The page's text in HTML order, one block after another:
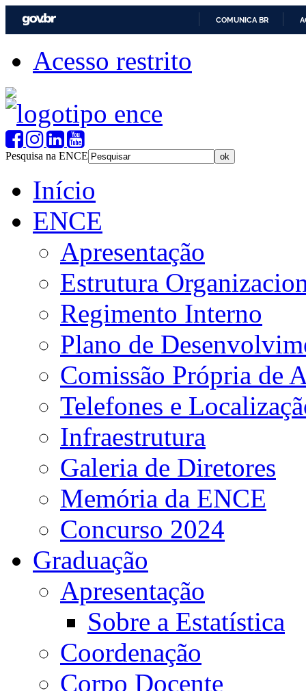
COMUNICA BR
Acesso restrito
Pesquisa na ENCE
Início
ENCE
Apresentação
Estrutura
Regimento Interno
Plano de
Comissão Própria de
Telefones e
Infraestrutura
Galeria de Diretores
Memória da ENCE
Concurso 2024
Graduação
Apresentação
Sobre a Estatística
Coordenação
Corpo Docente